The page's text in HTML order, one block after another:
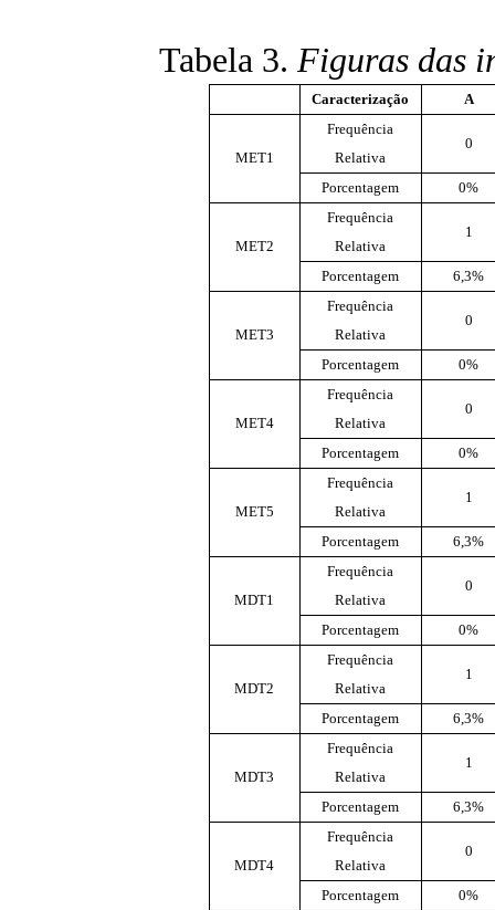
Tabela 3. Figuras das
Caracterização A
MET1
Frequência
Relativa
0
Porcentagem 0%
MET2
Frequência
Relativa
1
Porcentagem 6,3%
MET3
Frequência
Relativa
0
Porcentagem 0%
MET4
Frequência
Relativa
0
Porcentagem 0%
MET5
Frequência
Relativa
1
Porcentagem 6,3%
MDT1
Frequência
Relativa
0
Porcentagem 0%
MDT2
Frequência
Relativa
1
Porcentagem 6,3%
MDT3
Frequência
Relativa
1
Porcentagem 6,3%
MDT4
Frequência
Relativa
0
Porcentagem 0%